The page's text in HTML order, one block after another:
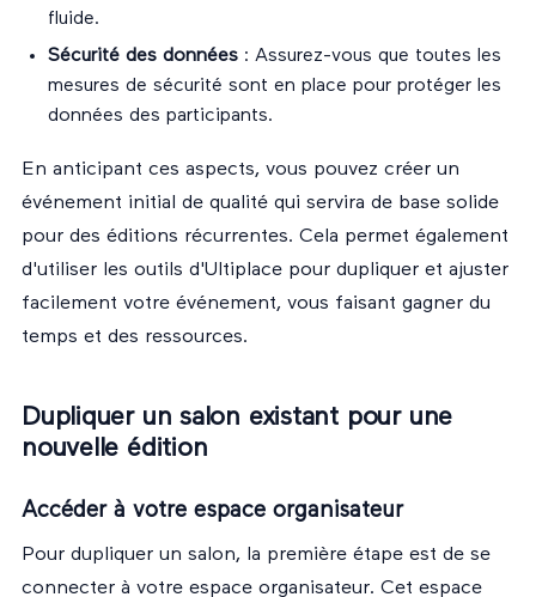
fluide.
Sécurité des données : Assurez-vous que toutes les
mesures de sécurité sont en place pour protéger les
données des participants.
En anticipant ces aspects, vous pouvez créer un
événement initial de qualité qui servira de base solide
pour des éditions récurrentes. Cela permet également
d'utiliser les outils d'Ultiplace pour dupliquer et ajuster
facilement votre événement, vous faisant gagner du
temps et des ressources.
Dupliquer un salon existant pour une
nouvelle édition
Accéder à votre espace organisateur
Pour dupliquer un salon, la première étape est de se
connecter à votre espace organisateur. Cet espace